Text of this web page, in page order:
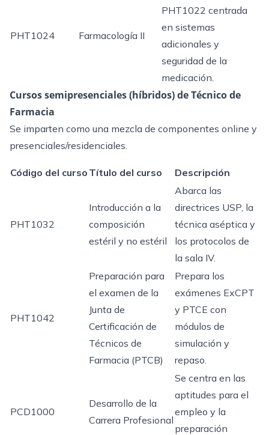
PHT1024 Farmacología II
PHT1022 centrada
en sistemas
adicionales y
seguridad de la
medicación.
Cursos semipresenciales (híbridos) de Técnico de
Farmacia
Se imparten como una mezcla de componentes online y
presenciales/residenciales.
Código del curso Título del curso Descripción
PHT1032
Introducción a la
composición
estéril y no estéril
Abarca las
directrices USP, la
técnica aséptica y
los protocolos de
la sala IV.
PHT1042
Preparación para
el examen de la
Junta de
Certificación de
Técnicos de
Farmacia (PTCB)
Prepara los
exámenes ExCPT
y PTCE con
módulos de
simulación y
repaso.
PCD1000
Desarrollo de la
Carrera Profesional
Se centra en las
aptitudes para el
empleo y la
preparación